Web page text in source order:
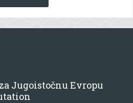
Jugoistočnu Evropu